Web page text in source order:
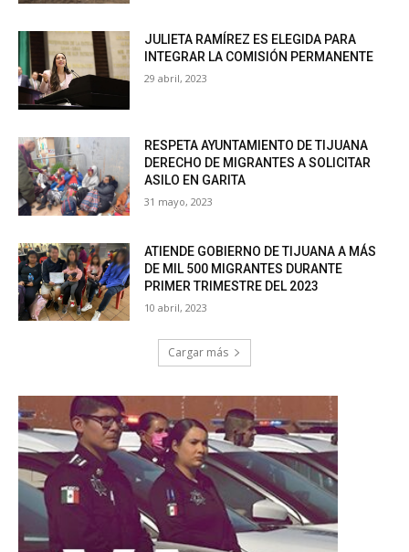
JULIETA RAMÍREZ ES ELEGIDA PARA
INTEGRAR LA COMISIÓN PERMANENTE
29 abril, 2023
RESPETA AYUNTAMIENTO DE TIJUANA
DERECHO DE MIGRANTES A SOLICITAR
ASILO EN GARITA
31 mayo, 2023
ATIENDE GOBIERNO DE TIJUANA A MÁS
DE MIL 500 MIGRANTES DURANTE
PRIMER TRIMESTRE DEL 2023
10 abril, 2023
Cargar más